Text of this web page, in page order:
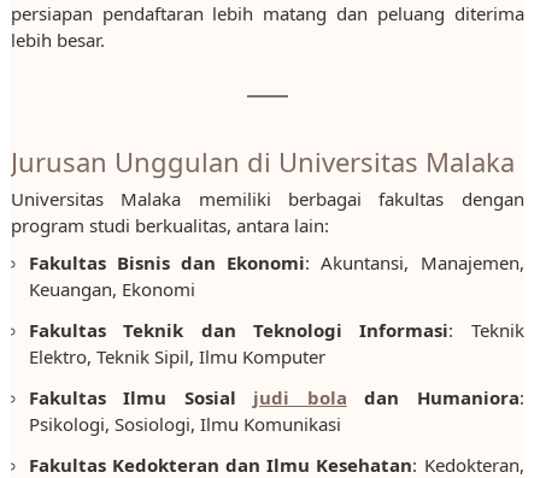
persiapan pendaftaran lebih matang dan peluang diterima
lebih besar.
Jurusan Unggulan di Universitas Malaka
Universitas Malaka memiliki berbagai fakultas dengan
program studi berkualitas, antara lain:
Fakultas Bisnis dan Ekonomi: Akuntansi, Manajemen,
Keuangan, Ekonomi
Fakultas Teknik dan Teknologi Informasi: Teknik
Elektro, Teknik Sipil, Ilmu Komputer
Fakultas Ilmu Sosial judi bola dan Humaniora:
Psikologi, Sosiologi, Ilmu Komunikasi
Fakultas Kedokteran dan Ilmu Kesehatan: Kedokteran,